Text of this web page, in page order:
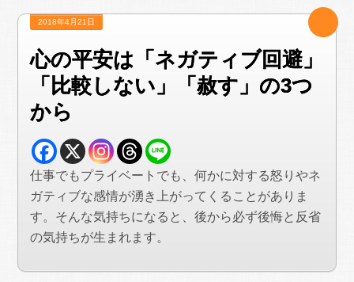
2018年4月21日
心の平安は「ネガティブ回避」
「比較しない」「赦す」の3つ
から
仕事でもプライベートでも、何かに対する怒りやネ
ガティブな感情が湧き上がってくることがありま
す。そんな気持ちになると、後から必ず後悔と反省
の気持ちが生まれます。